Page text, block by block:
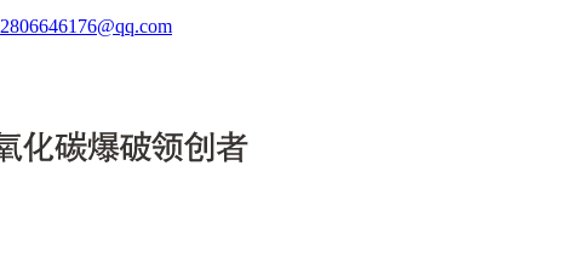
2806646176@qq.com